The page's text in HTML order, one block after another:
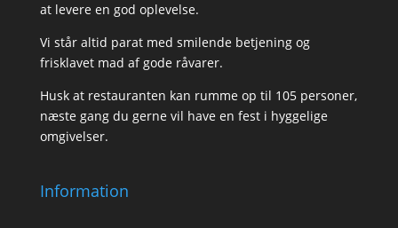
at levere en god oplevelse.
Vi står altid parat med smilende betjening og
frisklavet mad af gode råvarer.
Husk at restauranten kan rumme op til 105 personer,
næste gang du gerne vil have en fest i hyggelige
omgivelser.
Information